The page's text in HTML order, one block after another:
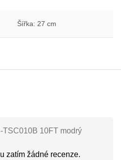
Šířka: 27 cm
TSC010B 10FT modrý
zatím žádné recenze.